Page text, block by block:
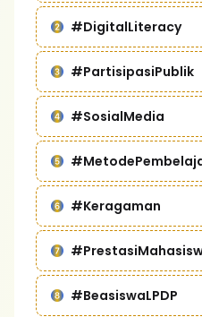
#DigitalLiteracy
#PartisipasiPublik
#SosialMedia
#Keragaman
#BeasiswaLPDP